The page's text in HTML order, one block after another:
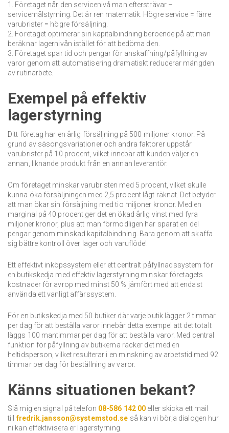
1. Företaget når den servicenivå man eftersträvar –
servicemålstyrning. Det är ren matematik. Högre service = färre
varubrister = högre försäljning.
2. Företaget optimerar sin kapitalbindning beroende på att man
beräknar lagernivån istället för att bedöma den.
3. Företaget spar tid och pengar för anskaffning/påfyllning av
varor genom att automatisering dramatiskt reducerar mängden
av rutinarbete.
Exempel på effektiv
lagerstyrning
Ditt företag har en årlig försäljning på 500 miljoner kronor. På
grund av säsongsvariationer och andra faktorer uppstår
varubrister på 10 procent, vilket innebär att kunden väljer en
annan, liknande produkt från en annan leverantör.
Om företaget minskar varubristen med 5 procent, vilket skulle
kunna öka försäljningen med 2,5 procent lågt räknat. Det betyder
att man ökar sin försäljning med tio miljoner kronor. Med en
marginal på 40 procent ger det en ökad årlig vinst med fyra
miljoner kronor, plus att man förmodligen har sparat en del
pengar genom minskad kapitalbindning. Bara genom att skaffa
sig bättre kontroll över lager och varuflöde!
Ett effektivt inköpssystem eller ett centralt påfyllnadssystem för
en butikskedja med effektiv lagerstyrning minskar företagets
kostnader för avrop med minst 50 % jämfört med att endast
använda ett vanligt affärssystem.
För en butikskedja med 50 butiker där varje butik lägger 2 timmar
per dag för att beställa varor innebär detta exempel att det totalt
läggs 100 mantimmar per dag för att beställa varor. Med central
funktion för påfyllning av butikerna räcker det med en
heltidsperson, vilket resulterar i en minskning av arbetstid med 92
timmar per dag för beställning av varor.
Känns situationen bekant?
Slå mig en signal på telefon 08-586 142 00 eller skicka ett mail
tillfredrik.jansson@systemstod.se så kan vi börja dialogen hur
ni kan effektivisera er lagerstyrning.